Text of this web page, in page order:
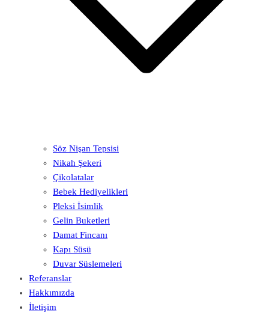
Söz Nişan Tepsisi
Nikah Şekeri
Çikolatalar
Bebek Hediyelikleri
Pleksi İsimlik
Gelin Buketleri
Damat Fincanı
Kapı Süsü
Duvar Süslemeleri
Referanslar
Hakkımızda
İletişim